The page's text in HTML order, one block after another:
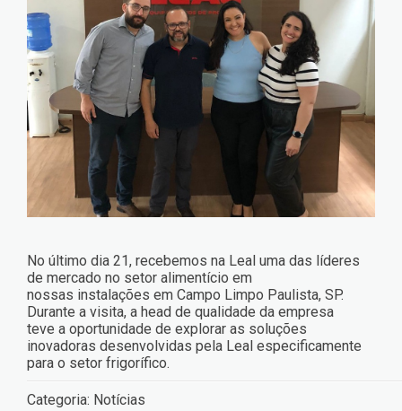
No último dia 21, recebemos na Leal uma das líderes
de mercado no setor alimentício em
nossas instalações em Campo Limpo Paulista, SP.
Durante a visita, a head de qualidade da empresa
teve a oportunidade de explorar as soluções
inovadoras desenvolvidas pela Leal especificamente
para o setor frigorífico.
Categoria: Notícias